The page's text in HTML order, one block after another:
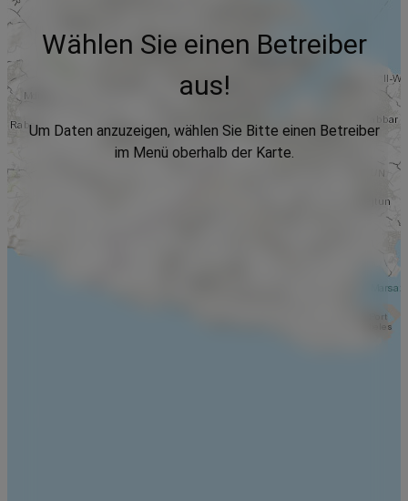
Wählen Sie einen Betreiber
aus!
Um Daten anzuzeigen, wählen Sie Bitte einen Betreiber
im Menü oberhalb der Karte.